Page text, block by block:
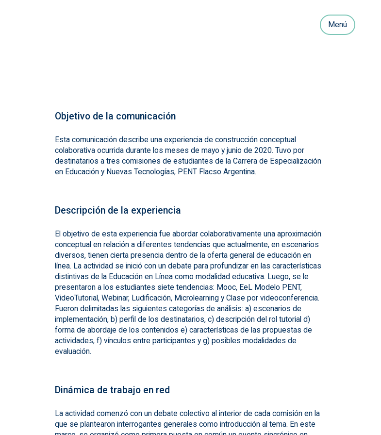
Menú
Objetivo de la comunicación
Esta comunicación describe una experiencia de construcción conceptual
colaborativa ocurrida durante los meses de mayo y junio de 2020. Tuvo por
destinatarios a tres comisiones de estudiantes de la Carrera de Especialización
en Educación y Nuevas Tecnologías, PENT Flacso Argentina.
Descripción de la experiencia
El objetivo de esta experiencia fue abordar colaborativamente una aproximación
conceptual en relación a diferentes tendencias que actualmente, en escenarios
diversos, tienen cierta presencia dentro de la oferta general de educación en
línea. La actividad se inició con un debate para profundizar en las características
distintivas de la Educación en Línea como modalidad educativa. Luego, se le
presentaron a los estudiantes siete tendencias: Mooc, EeL Modelo PENT,
VideoTutorial, Webinar, Ludificación, Microlearning y Clase por videoconferencia.
Fueron delimitadas las siguientes categorías de análisis: a) escenarios de
implementación, b) perfil de los destinatarios, c) descripción del rol tutorial d)
forma de abordaje de los contenidos e) características de las propuestas de
actividades, f) vínculos entre participantes y g) posibles modalidades de
evaluación.
Dinámica de trabajo en red
La actividad comenzó con un debate colectivo al interior de cada comisión en la
que se plantearon interrogantes generales como introducción al tema. En este